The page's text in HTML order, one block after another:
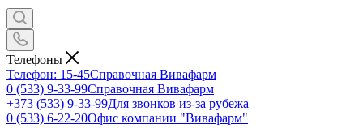
Телефоны
Телефон: 15-45Справочная Вивафарм
0 (533) 9-33-99Справочная Вивафарм
+373 (533) 9-33-99Для звонков из-за рубежа
0 (533) 6-22-20Офис компании "Вивафарм"